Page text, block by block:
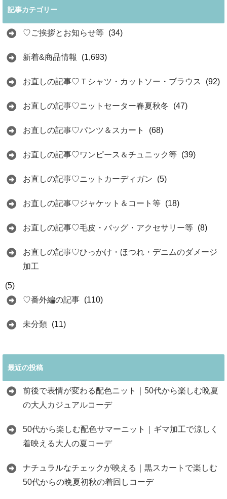
記事カテゴリー
♡ご挨拶とお知らせ等 (34)
新着&商品情報 (1,693)
お直しの記事♡Ｔシャツ・カットソー・ブラウス (92)
お直しの記事♡ニットセーター春夏秋冬 (47)
お直しの記事♡パンツ＆スカート (68)
お直しの記事♡ワンピース＆チュニック等 (39)
お直しの記事♡ニットカーディガン (5)
お直しの記事♡ジャケット＆コート等 (18)
お直しの記事♡毛皮・バッグ・アクセサリー等 (8)
お直しの記事♡ひっかけ・ほつれ・デニムのダメージ
加工
(5)
♡番外編の記事 (110)
未分類 (11)
最近の投稿
前後で表情が変わる配色ニット｜50代から楽しむ晩夏
の大人カジュアルコーデ
50代から楽しむ配色サマーニット｜ギマ加工で涼しく
着映える大人の夏コーデ
ナチュラルなチェックが映える｜黒スカートで楽しむ
50代からの晩夏初秋の着回しコーデ